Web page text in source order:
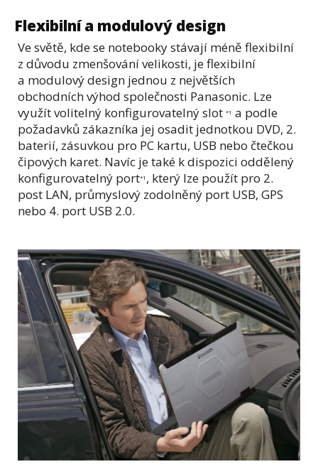
Flexibilní a modulový design
Ve světě, kde se notebooky stávají méně flexibilní
z důvodu zmenšování velikosti, je flexibilní
a modulový design jednou z největších
obchodních výhod společnosti Panasonic. Lze
využít volitelný konfigurovatelný slot *1 a podle
požadavků zákazníka jej osadit jednotkou DVD, 2.
baterií, zásuvkou pro PC kartu, USB nebo čtečkou
čipových karet. Navíc je také k dispozici oddělený
konfigurovatelný port*1 , který lze použít pro 2.
post LAN, průmyslový zodolněný port USB, GPS
nebo 4. port USB 2.0.